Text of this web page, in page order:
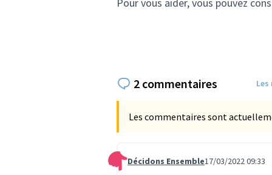
2 commentaires
Les commentaires sont
Commentaire 364
Décidons Ensemble17/03/2022 09:33